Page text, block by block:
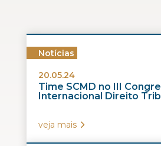
Notícias
20.05.24
Time SCMD no III
Internacional Direito
veja mais